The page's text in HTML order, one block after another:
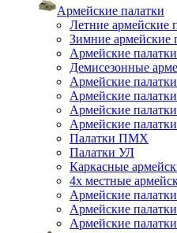
Армейские палатки
Летние армейские
Зимние армейские
Армейские
Демисезонные
Армейские
Армейские
Армейские
Армейские
Палатки ПМХ
Палатки УЛ
Каркасные
4х местные
Армейские
Армейские
Армейские